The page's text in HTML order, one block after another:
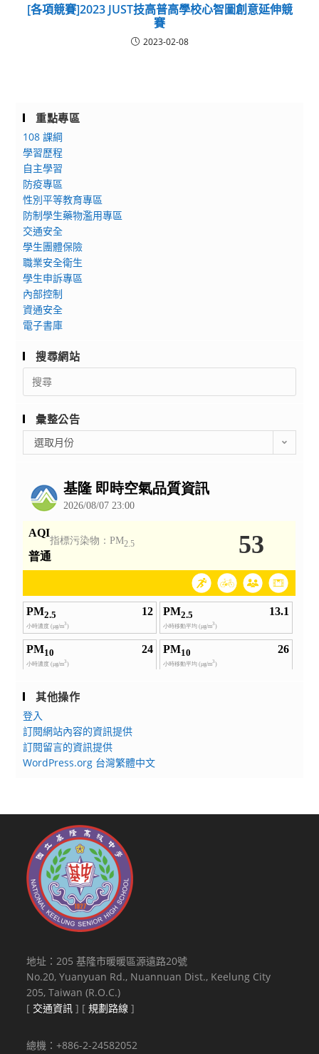
[各項競賽]2023 JUST技高普高學校心智圖創意延伸競
賽
2023-02-08
重點專區
108 課綱
學習歷程
自主學習
防疫專區
性別平等教育專區
防制學生藥物濫用專區
交通安全
學生團體保險
職業安全衛生
學生申訴專區
內部控制
資通安全
電子書庫
搜尋網站
Search
for:
彙整公告
整
選取月份
其他操作
登入
訂閱網站內容的資訊提供
訂閱留言的資訊提供
WordPress.org 台灣繁體中文
地址：205 基隆市暖暖區源遠路20號
No.20, Yuanyuan Rd., Nuannuan Dist., Keelung City
205, Taiwan (R.O.C.)
[ 交通資訊 ] [規劃路線 ]
總機：+886-2-24582052